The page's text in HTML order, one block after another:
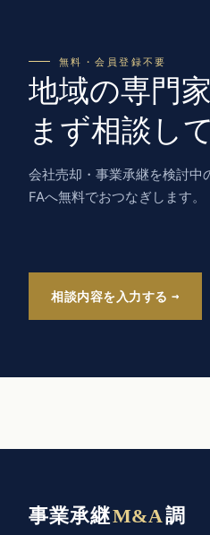
無料・会員登録不要
地域の専門家
まず相談し
会社売却・事業承継を検討中
FAへ無料でおつなぎします。
相談内容を入力する
事業承継M&A調